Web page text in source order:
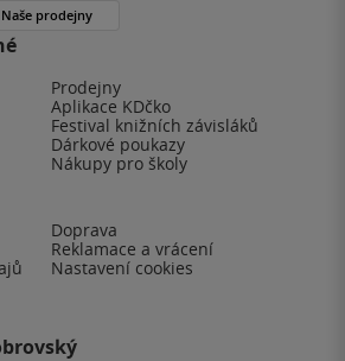
Prodejny
Aplikace KDčko
Festival knižních závisláků
Dárkové poukazy
Nákupy pro školy
Doprava
Reklamace a vrácení
Nastavení cookies
Naše prodejny